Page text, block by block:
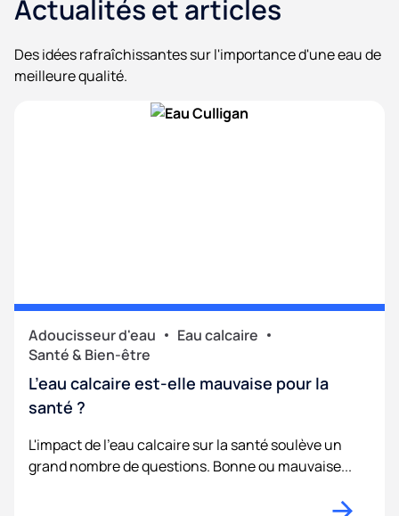
Actualités et articles
Des idées rafraîchissantes sur l'importance d'une eau de
meilleure qualité.
Adoucisseur d'eau
Eau calcaire
Santé & Bien-être
L’eau calcaire est-elle mauvaise pour la
santé ?
L'impact de l'eau calcaire sur la santé soulève un
grand nombre de questions. Bonne ou mauvaise...